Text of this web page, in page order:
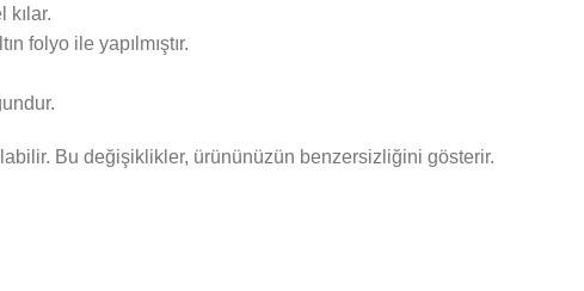
kılar.
folyo ile yapılmıştır.
Bu değişiklikler, ürününüzün benzersizliğini gösterir.